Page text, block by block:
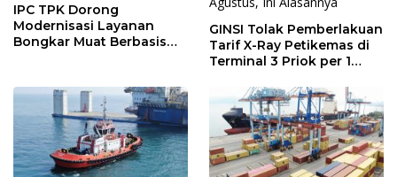
IPC TPK Dorong
Modernisasi Layanan
Bongkar Muat Berbasis
GINSI Tolak Pemberlakuan
Tarif X-Ray Petikemas di
Terminal 3 Priok per 1